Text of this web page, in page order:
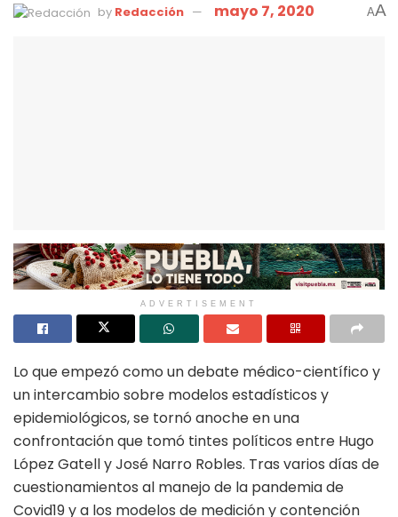
by Redacción mayo 7, 2020 AA
ADVERTISEMENT
Lo que empezó como un debate médico-científico y
un intercambio sobre modelos estadísticos y
epidemiológicos, se tornó anoche en una
confrontación que tomó tintes políticos entre Hugo
López Gatell y José Narro Robles. Tras varios días de
cuestionamientos al manejo de la pandemia de
Covid19 y a los modelos de medición y contención